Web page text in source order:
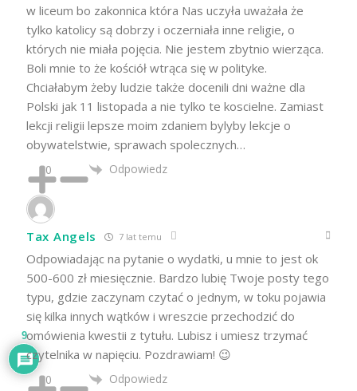
w liceum bo zakonnica która Nas uczyła uważała że
tylko katolicy są dobrzy i oczerniała inne religie, o
których nie miała pojęcia. Nie jestem zbytnio wierząca.
Boli mnie to że kościół wtrąca się w polityke.
Chciałabym żeby ludzie także docenili dni ważne dla
Polski jak 11 listopada a nie tylko te koscielne. Zamiast
lekcji religii lepsze moim zdaniem bylyby lekcje o
obywatelstwie, sprawach spolecznych…
0 Odpowiedz
Tax Angels 7 lat temu
Odpowiadając na pytanie o wydatki, u mnie to jest ok
500-600 zł miesięcznie. Bardzo lubię Twoje posty tego
typu, gdzie zaczynam czytać o jednym, w toku pojawia
się kilka innych wątków i wreszcie przechodzić do
omówienia kwestii z tytułu. Lubisz i umiesz trzymać
czytelnika w napięciu. Pozdrawiam! 😉
0 Odpowiedz
9